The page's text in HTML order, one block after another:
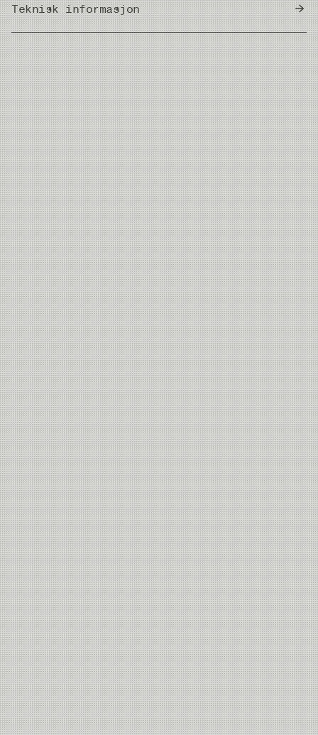
Teknisk informasjon
Country of Origin Japan